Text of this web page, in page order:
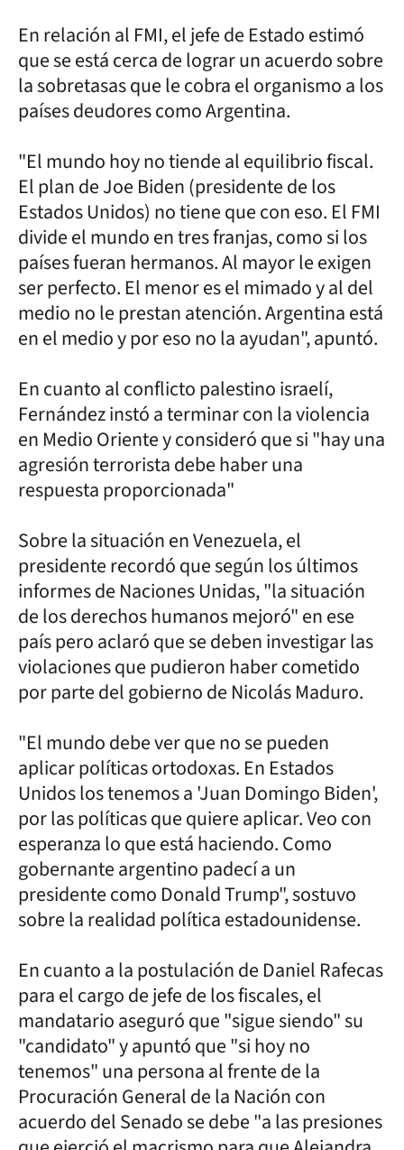
En relación al FMI, el jefe de Estado estimó
que se está cerca de lograr un acuerdo sobre
la sobretasas que le cobra el organismo a los
países deudores como Argentina.
"El mundo hoy no tiende al equilibrio fiscal.
El plan de Joe Biden (presidente de los
Estados Unidos) no tiene que con eso. El FMI
divide el mundo en tres franjas, como si los
países fueran hermanos. Al mayor le exigen
ser perfecto. El menor es el mimado y al del
medio no le prestan atención. Argentina está
en el medio y por eso no la ayudan", apuntó.
En cuanto al conflicto palestino israelí,
Fernández instó a terminar con la violencia
en Medio Oriente y consideró que si "hay una
agresión terrorista debe haber una
respuesta proporcionada"
Sobre la situación en Venezuela, el
presidente recordó que según los últimos
informes de Naciones Unidas, "la situación
de los derechos humanos mejoró" en ese
país pero aclaró que se deben investigar las
violaciones que pudieron haber cometido
por parte del gobierno de Nicolás Maduro.
"El mundo debe ver que no se pueden
aplicar políticas ortodoxas. En Estados
Unidos los tenemos a 'Juan Domingo Biden',
por las políticas que quiere aplicar. Veo con
esperanza lo que está haciendo. Como
gobernante argentino padecí a un
presidente como Donald Trump", sostuvo
sobre la realidad política estadounidense.
En cuanto a la postulación de Daniel Rafecas
para el cargo de jefe de los fiscales, el
mandatario aseguró que "sigue siendo" su
"candidato" y apuntó que "si hoy no
tenemos" una persona al frente de la
Procuración General de la Nación con
acuerdo del Senado se debe "a las presiones